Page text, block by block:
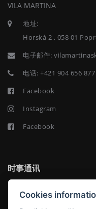
VILA MARTINA
地址:
Horská 2 , 058 01
电子邮件:
电话: +421 904 656 877
Facebook
Instagram
Facebook
时事通讯
Cookies